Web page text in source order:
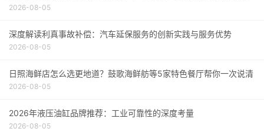
2026-08-05
深度解读利真事故补偿：汽车延保服务的创新实践与服务优势
2026-08-05
日照海鲜店怎么选更地道？鼓歌海鲜舫等5家特色餐厅帮你一次说清
2026-08-05
2026年液压油缸品牌推荐：工业可靠性的深度考量
2026-08-05